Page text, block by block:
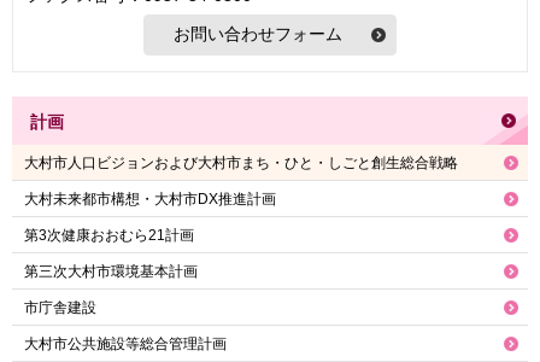
計画
大村市人口ビジョンおよび大村市まち・ひと・しごと創生総合戦略
大村未来都市構想・大村市DX推進計画
第3次健康おおむら21計画
第三次大村市環境基本計画
市庁舎建設
大村市公共施設等総合管理計画